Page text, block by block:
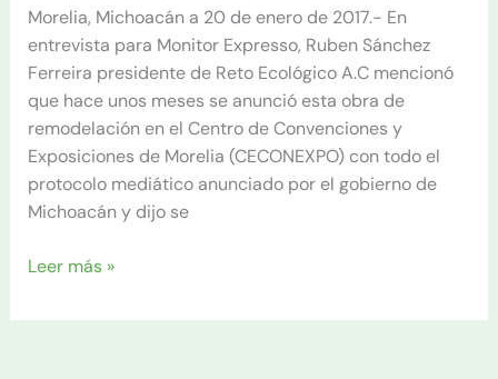
Morelia, Michoacán a 20 de enero de 2017.- En
entrevista para Monitor Expresso, Ruben Sánchez
Ferreira presidente de Reto Ecológico A.C mencionó
que hace unos meses se anunció esta obra de
remodelación en el Centro de Convenciones y
Exposiciones de Morelia (CECONEXPO) con todo el
protocolo mediático anunciado por el gobierno de
Michoacán y dijo se
“ecocidio”
en
CECONEXPO
Leer más »